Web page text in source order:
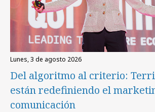
lunes, 3 de agosto 2026
Del algoritmo al criterio:
están redefiniendo el
comunicación